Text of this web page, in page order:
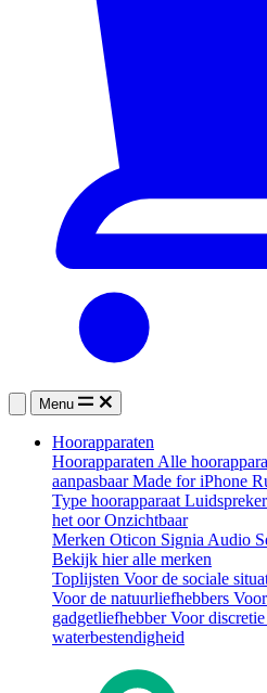
Menu
Hoorapparaten
Hoorapparaten Alle
aanpasbaarMade for iPhone
Type hoorapparaat
het oorOnzichtbaar
Merken Oticon Signia Audio
Bekijk hier alle merken
Toplijsten Voor de sociale
Voor de natuurliefhebbers
gadgetliefhebberVoor discretie
waterbestendigheid